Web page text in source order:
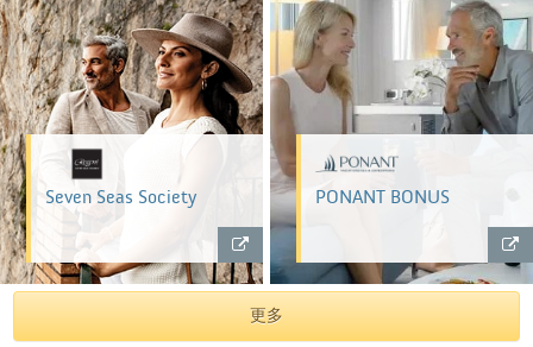
Seven Seas Society PONANT BONUS
更多